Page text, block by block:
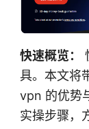
快速概览：
具。本文将
vpn 的优势
实操步骤，